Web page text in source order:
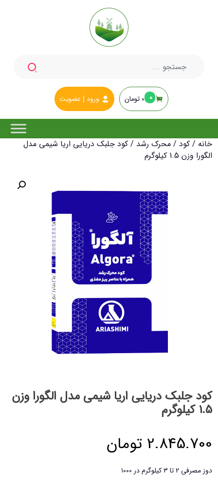
0
0 تومان ورود عضویت
خانه / کود / محرک رشد / کود جلبک دریایی اریا شیمی مدل
الگورا وزن 1.5 کیلوگرم
کود جلبک دریایی اریا شیمی مدل الگورا وزن
1.5 کیلوگرم
2.845.700 تومان
دوز مصرفی ۲ تا ۳ کیلوگرم در ۱۰۰۰